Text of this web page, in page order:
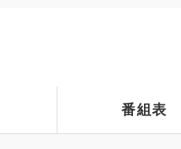
番組表